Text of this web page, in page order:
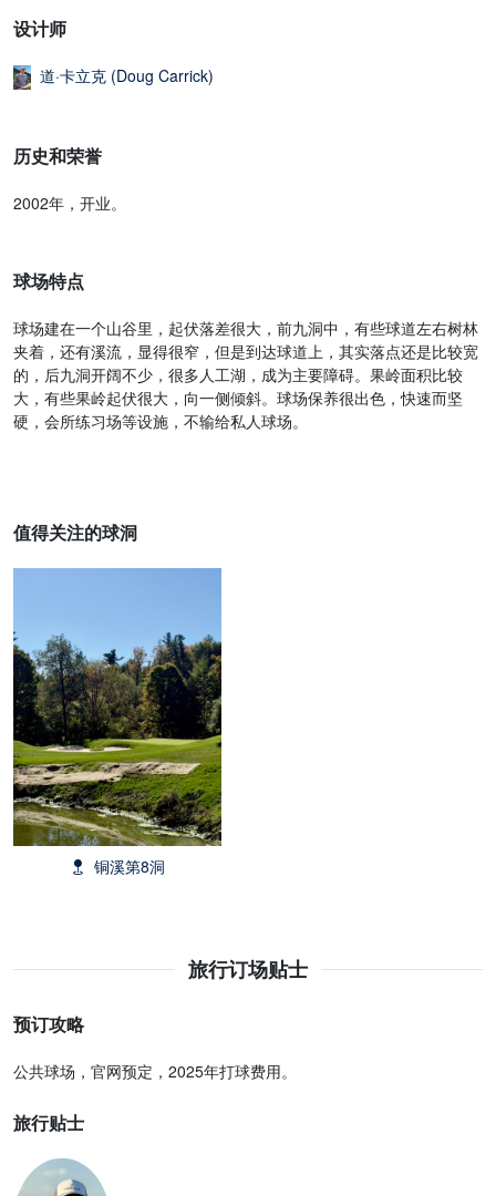
设计师
道·卡立克 (Doug Carrick)
历史和荣誉
2002年，开业。
球场特点
球场建在一个山谷里，起伏落差很大，前九洞中，有些球道左右树林
夹着，还有溪流，显得很窄，但是到达球道上，其实落点还是比较宽
的，后九洞开阔不少，很多人工湖，成为主要障碍。果岭面积比较
大，有些果岭起伏很大，向一侧倾斜。球场保养很出色，快速而坚
硬，会所练习场等设施，不输给私人球场。
值得关注的球洞
铜溪第8洞
旅行订场贴士
预订攻略
公共球场，官网预定，2025年打球费用。
旅行贴士